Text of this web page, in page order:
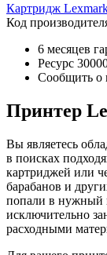
Картридж
Код
6 месяцев
Ресурс
Сообщить о
Принтер
Вы являетесь
в поисках
картриджей или
барабанов и
попали в нужный
исключительно
расходными